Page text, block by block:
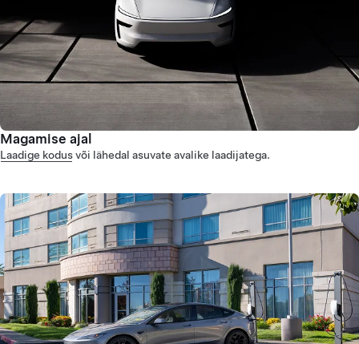
Magamise ajal
Laadige kodusvõi lähedal asuvate avalike laadijatega.